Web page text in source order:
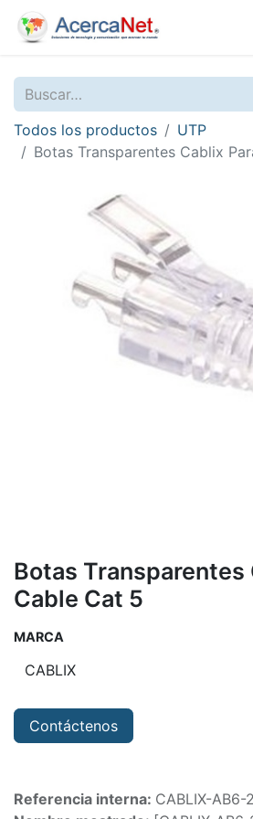
Todos los productos
UTP
Botas Transparentes Cablix
Botas Transparentes
Cable Cat 5
MARCA
Contáctenos
Referencia interna: CABLIX-AB6-